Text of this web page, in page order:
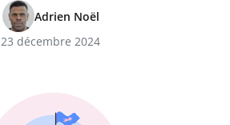
Adrien Noël
23 décembre 2024